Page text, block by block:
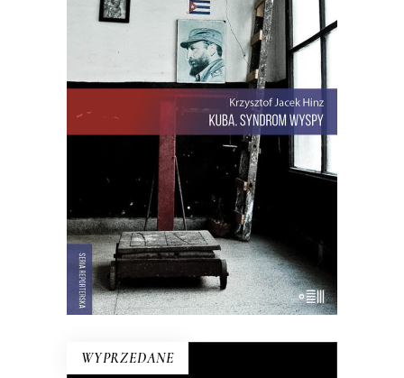
E-BOOK DO KOSZYKA
KUBA. SYNDROM WYSPY
Rewolucja i dysydenci, Kubanki
walczące o podpaski i Kubańczycy,
którzy obrażają rewolucję szortami i
sandałami. Jest tu dawna świetność
Hawany, są prosięta hodowane w
wannach i jest krowa – bohaterka
rewolucji.
44.00 zł 22.00zł
WYPRZEDANE